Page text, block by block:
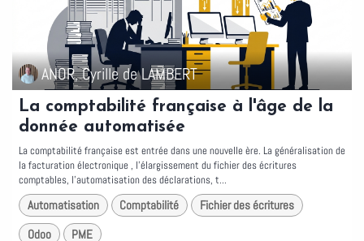
ANOR, Cyrille de LAMBERT
La comptabilité française à l'âge de la
donnée automatisée
La comptabilité française est entrée dans une nouvelle ère. La généralisation de
la facturation électronique , l'élargissement du fichier des écritures
comptables, l'automatisation des déclarations, t...
Automatisation Comptabilité
Fichier des écritures
Odoo
PME